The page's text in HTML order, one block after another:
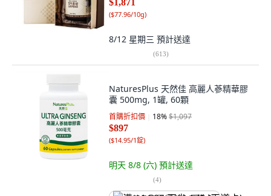
$1,871
($77.96/10g)
8/12 星期三 預計送達
(613)
NaturesPlus 天然佳 高麗人蔘精華膠
囊 500mg, 1罐, 60顆
首購折扣價 18%$1,097
$897
($14.95/1錠)
明天 8/8 (六) 預計送達
(4)